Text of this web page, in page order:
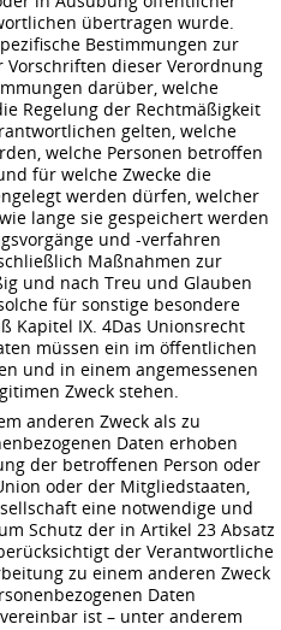
übertragen wurde.
Bestimmungen zur
dieser Verordnung
darüber, welche
Regelung der Rechtmäßigkeit
gelten, welche
welche Personen betroffen
für welche Zwecke die
werden dürfen, welcher
lange sie gespeichert werden
und -verfahren
Maßnahmen zur
und nach Treu und Glauben
für sonstige besondere
Kapitel IX. 4Das Unionsrecht
müssen ein im öffentlichen
und in einem angemessenen
Zweck stehen.
anderen Zweck als zu
Daten erhoben
der betroffenen Person oder
oder der Mitgliedstaaten,
eine notwendige und
Schutz der in Artikel 23 Absatz
der Verantwortliche
zu einem anderen Zweck
Daten
ist – unter anderem